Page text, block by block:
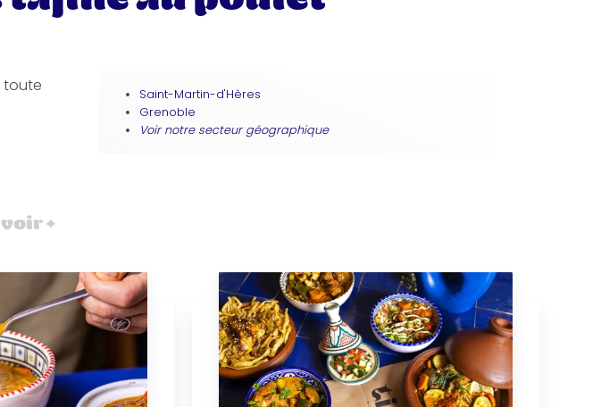
toute
Saint-Martin-d'Hères
Grenoble
Voir notre secteur géographique
+